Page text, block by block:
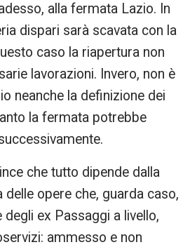
alla fermata Lazio. In
dispari sarà scavata con la
caso la riapertura non
lavorazioni. Invero, non è
neanche la definizione dei
la fermata potrebbe
che tutto dipende dalla
opere che, guarda caso,
ex Passaggi a livello,
ammesso e non